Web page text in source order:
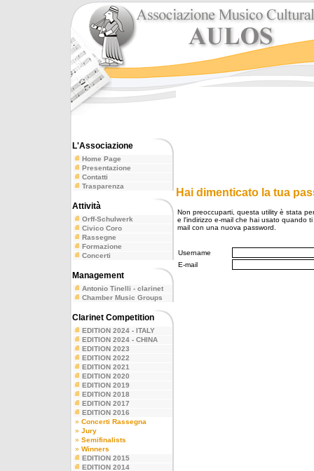
L'Associazione
Home Page
Presentazione
Contatti
Trasparenza
Attività
Orff-Schulwerk
Civico Coro
Rassegne
Formazione
Concerti
Management
Antonio Tinelli - clarinet
Chamber Music Groups
Clarinet Competition
EDITION 2024 - ITALY
EDITION 2024 - CHINA
EDITION 2023
EDITION 2022
EDITION 2021
EDITION 2020
EDITION 2019
EDITION 2018
EDITION 2017
EDITION 2016
» Concerti Rassegna
» Jury
» Semifinalists
» Winners
EDITION 2015
EDITION 2014
Hai dimenticato la tua
Non preoccuparti, questa utility è stata
e l'indirizzo e-mail che hai usato quando
mail con una nuova password.
Username
E-mail